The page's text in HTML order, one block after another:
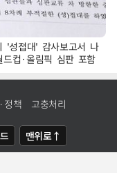
'성접대' 감사보고서 나
컵·올림픽 심판 포함
정책 고충처리
맨위로↑